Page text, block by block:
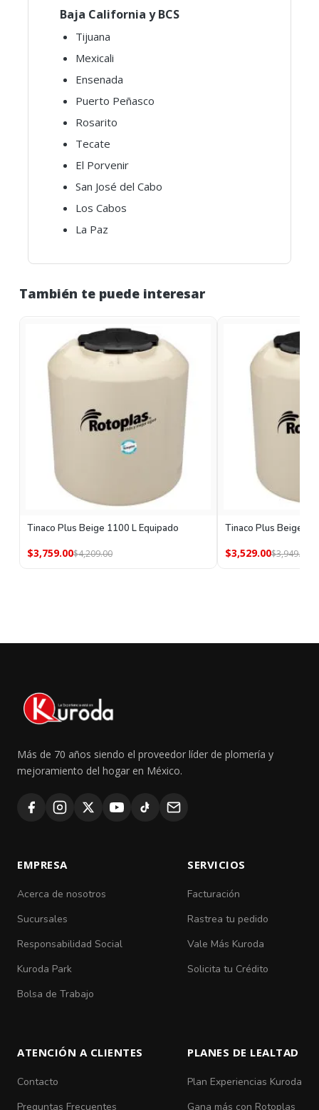
Baja California y BCS
Tijuana
Mexicali
Ensenada
Puerto Peñasco
Rosarito
Tecate
El Porvenir
San José del Cabo
Los Cabos
La Paz
También te puede interesar
Tinaco Plus Beige 1100 L Equipado
$3,759.00$4,209.00
Tinaco Plus Beige
$3,529.00$3,949.00
Más de 70 años siendo el proveedor líder de plomería y
mejoramiento del hogar en México.
EMPRESA
Acerca de nosotros
Sucursales
Responsabilidad Social
Kuroda Park
Bolsa de Trabajo
SERVICIOS
Facturación
Rastrea tu pedido
Vale Más Kuroda
Solicita tu Crédito
ATENCIÓN A CLIENTES
Contacto
Preguntas Frecuentes
PLANES DE LEALTAD
Plan Experiencias Kuroda
Gana más con Rotoplas